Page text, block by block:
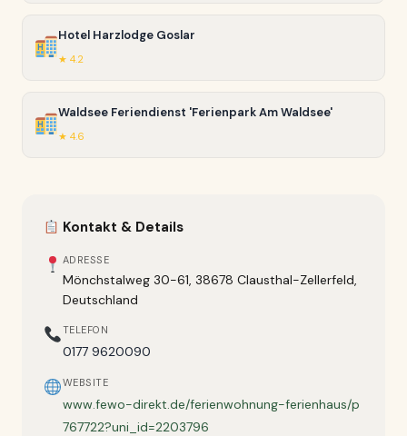
Hotel Harzlodge Goslar
★ 4.2
Waldsee Feriendienst 'Ferienpark Am Waldsee'
★ 4.6
Kontakt & Details
ADRESSE
Mönchstalweg 30-61, 38678 Clausthal-Zellerfeld,
Deutschland
TELEFON
0177 9620090
WEBSITE
www.fewo-direkt.de/ferienwohnung-ferienhaus/p
767722?uni_id=2203796